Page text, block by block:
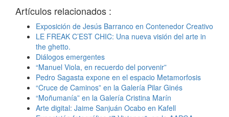
Artículos relacionados :
Exposición de Jesús Barranco en Contenedor Creativo
LE FREAK C’EST CHIC: Una nueva visión del arte in
the ghetto.
Diálogos emergentes
“Manuel Viola, en recuerdo del porvenir”
Pedro Sagasta expone en el espacio Metamorfosis
“Cruce de Caminos” en la Galería Pilar Ginés
“Moñumanía” en la Galería Cristina Marín
Arte digital: Jaime Sanjuán Ocabo en Kafell